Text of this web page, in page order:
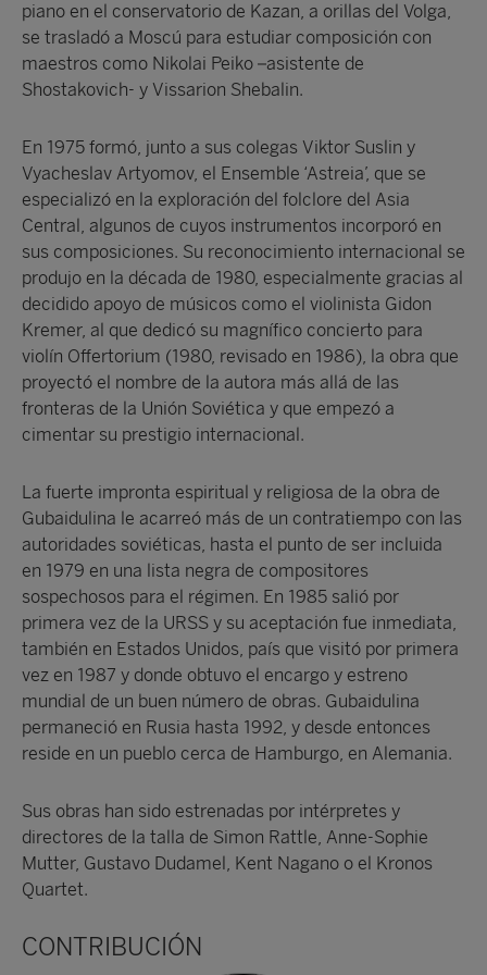
piano en el conservatorio de Kazan, a orillas del Volga,
se trasladó a Moscú para estudiar composición con
maestros como Nikolai Peiko –asistente de
Shostakovich- y Vissarion Shebalin.
En 1975 formó, junto a sus colegas Viktor Suslin y
Vyacheslav Artyomov, el Ensemble ‘Astreia’, que se
especializó en la exploración del folclore del Asia
Central, algunos de cuyos instrumentos incorporó en
sus composiciones. Su reconocimiento internacional se
produjo en la década de 1980, especialmente gracias al
decidido apoyo de músicos como el violinista Gidon
Kremer, al que dedicó su magnífico concierto para
violín Offertorium (1980, revisado en 1986), la obra que
proyectó el nombre de la autora más allá de las
fronteras de la Unión Soviética y que empezó a
cimentar su prestigio internacional.
La fuerte impronta espiritual y religiosa de la obra de
Gubaidulina le acarreó más de un contratiempo con las
autoridades soviéticas, hasta el punto de ser incluida
en 1979 en una lista negra de compositores
sospechosos para el régimen. En 1985 salió por
primera vez de la URSS y su aceptación fue inmediata,
también en Estados Unidos, país que visitó por primera
vez en 1987 y donde obtuvo el encargo y estreno
mundial de un buen número de obras. Gubaidulina
permaneció en Rusia hasta 1992, y desde entonces
reside en un pueblo cerca de Hamburgo, en Alemania.
Sus obras han sido estrenadas por intérpretes y
directores de la talla de Simon Rattle, Anne-Sophie
Mutter, Gustavo Dudamel, Kent Nagano o el Kronos
Quartet.
CONTRIBUCIÓN